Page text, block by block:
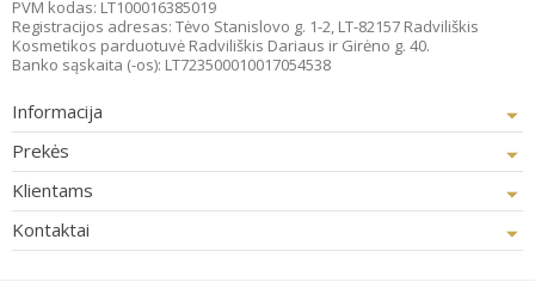
PVM kodas: LT100016385019
Registracijos adresas: Tėvo Stanislovo g. 1-2, LT-82157 Radviliškis
Kosmetikos parduotuvė Radviliškis Dariaus ir Girėno g. 40.
Banko sąskaita (-os): LT723500010017054538
Informacija
Prekės
Klientams
Kontaktai